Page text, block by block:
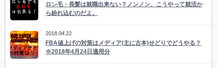
ロン毛・長髪は就職出来ない？ノンノン、こうやって就活か
ら紛れ込むのだよ。
2018.04.22
FBA値上げの対策はメディア(主に古本)せどりでどうやる？
※2018年4月24日適用分